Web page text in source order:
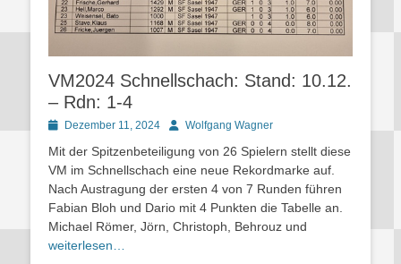
VM2024 Schnellschach: Stand: 10.12.
– Rdn: 1-4
PostedDezember 11, 2024 AutorWolfgang Wagner
Mit der Spitzenbeteiligung von 26 Spielern stellt diese
VM im Schnellschach eine neue Rekordmarke auf.
Nach Austragung der ersten 4 von 7 Runden führen
Fabian Bloh und Dario mit 4 Punkten die Tabelle an.
Michael Römer, Jörn, Christoph, Behrouz und
weiterlesen…